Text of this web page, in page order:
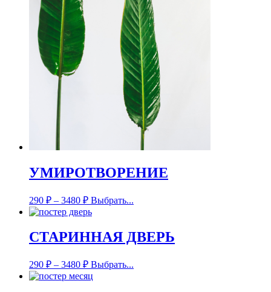
УМИРОТВОРЕНИЕ
290 ₽ – 3480 ₽ Выбрать...
СТАРИННАЯ ДВЕРЬ
290 ₽ – 3480 ₽ Выбрать...